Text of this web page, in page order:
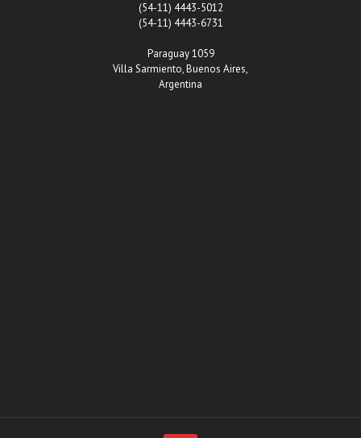
(54-11) 4443-5012
(54-11) 4443-6731
Paraguay 1059
Villa Sarmiento, Buenos Aires,
Argentina